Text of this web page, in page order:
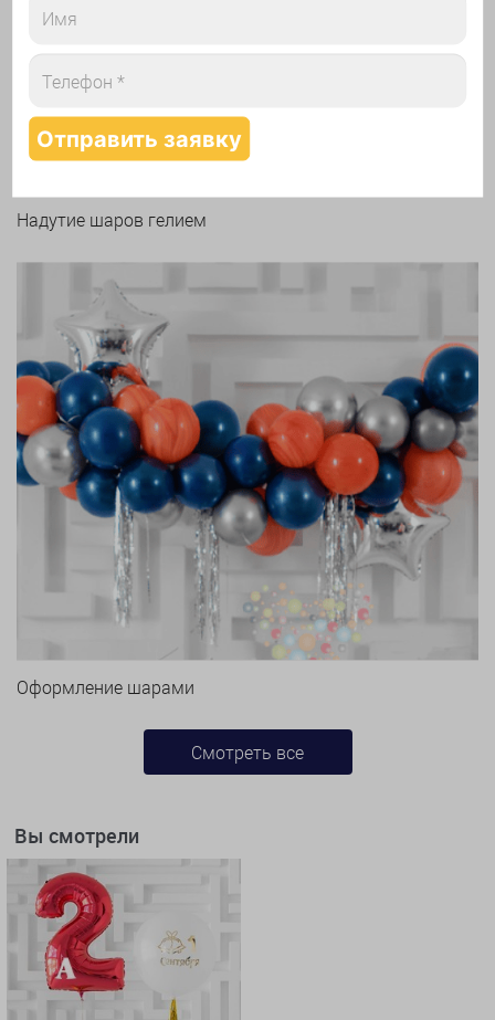
Арки и гирлянды из шаров
Надутие шаров гелием
Оформление шарами
Смотреть все
Вы смотрели